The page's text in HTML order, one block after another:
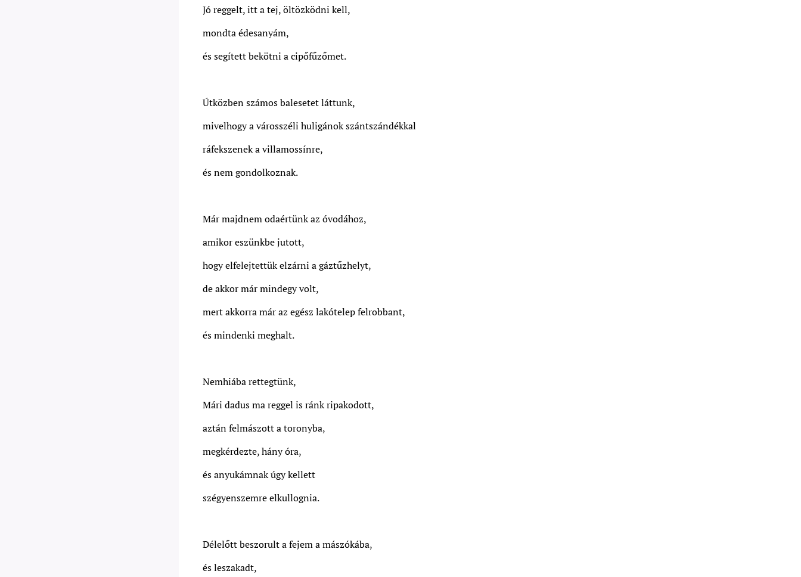
Jó reggelt, itt a tej, öltözködni kell,
mondta édesanyám,
és segített bekötni a cipőfűzőmet.
Útközben számos balesetet láttunk,
mivelhogy a városszéli huligánok szántszándékkal
ráfekszenek a villamossínre,
és nem gondolkoznak.
Már majdnem odaértünk az óvodához,
amikor eszünkbe jutott,
hogy elfelejtettük elzárni a gáztűzhelyt,
de akkor már mindegy volt,
mert akkorra már az egész lakótelep felrobbant,
és mindenki meghalt.
Nemhiába rettegtünk,
Mári dadus ma reggel is ránk ripakodott,
aztán felmászott a toronyba,
megkérdezte, hány óra,
és anyukámnak úgy kellett
szégyenszemre elkullognia.
Délelőtt beszorult a fejem a mászókába,
és leszakadt,